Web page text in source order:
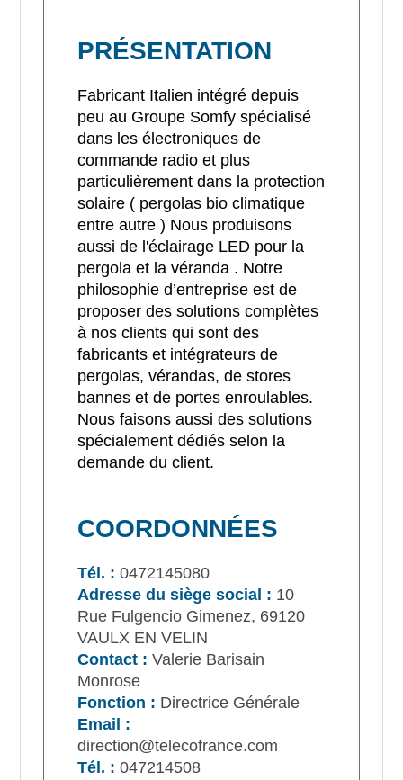
PRÉSENTATION
Fabricant Italien intégré depuis
peu au Groupe Somfy spécialisé
dans les électroniques de
commande radio et plus
particulièrement dans la protection
solaire ( pergolas bio climatique
entre autre ) Nous produisons
aussi de l'éclairage LED pour la
pergola et la véranda . Notre
philosophie d’entreprise est de
proposer des solutions complètes
à nos clients qui sont des
fabricants et intégrateurs de
pergolas, vérandas, de stores
bannes et de portes enroulables.
Nous faisons aussi des solutions
spécialement dédiés selon la
demande du client.
COORDONNÉES
Tél. : 0472145080
Adresse du siège social : 10
Rue Fulgencio Gimenez, 69120
VAULX EN VELIN
Contact : Valerie Barisain
Monrose
Fonction : Directrice Générale
Email :
direction@telecofrance.com
Tél. : 047214508